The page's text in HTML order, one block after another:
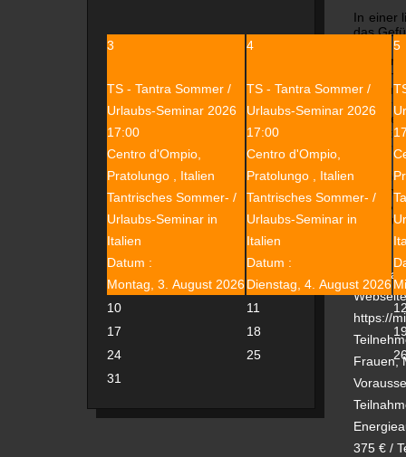
3
TS - Tantra Sommer /
Urlaubs-Seminar 2026
17:00
Centro d'Ompio,
Pratolungo , Italien
Tantrisches Sommer- /
Urlaubs-Seminar in
Italien
Datum :
Montag, 3. August 2026
4
TS - Tantra Sommer /
Urlaubs-Seminar 2026
17:00
Centro d'Ompio,
Pratolungo , Italien
Tantrisches Sommer- /
Urlaubs-Seminar in
Italien
Datum :
Dienstag, 4. August 2026
5
10
11 12
17
18 19
24
25 26
31
In einer
das
Mit der
Yoni
Wir
Es
genieße
Wir
Webseite
https://
Frauen,
375 € /